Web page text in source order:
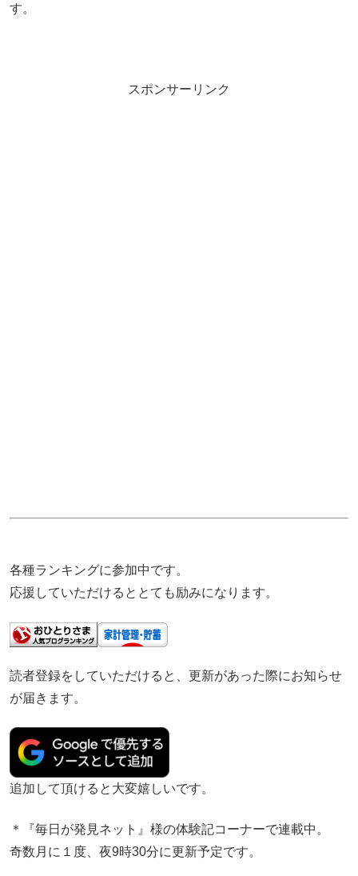
す。
スポンサーリンク
各種ランキングに参加中です。
応援していただけるととても励みになります。
読者登録をしていただけると、更新があった際にお知らせ
が届きます。
追加して頂けると大変嬉しいです。
＊『毎日が発見ネット』様の体験記コーナーで連載中。
奇数月に１度、夜9時30分に更新予定です。